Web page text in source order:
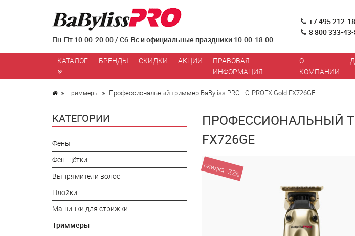
Пн-Пт 10:00-20:00 / Сб-Вс и официальные праздники 10:00-18:00
+7 495 212-
8 800 333-
КАТАЛОГ БРЕНДЫ СКИДКИ АКЦИИ
ПРАВОВАЯ
ИНФОРМАЦИЯ
О
КОМПАНИИ
Триммеры Профессиональный триммер BaByliss PRO LO-PROFX Gold FX726GE
КАТЕГОРИИ
Фены
Фен-щётки
Выпрямители волос
Плойки
Машинки для стрижки
Триммеры
ПРОФЕССИОНАЛЬНЫЙ
FX726GE
скидка -22%